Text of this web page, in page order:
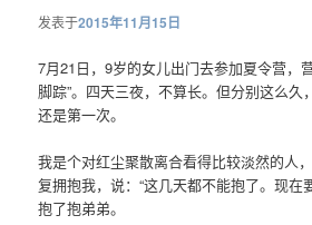
发表于2015年11月15日
7月21日，9岁的女儿出门去参加夏令营，
脚踪”。四天三夜，不算长。但分别这么久
还是第一次。
我是个对红尘聚散离合看得比较淡然的人
复拥抱我，说：“这几天都不能抱了。现在
抱了抱弟弟。